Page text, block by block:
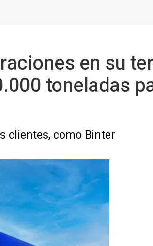
en su
toneladas
clientes, como Binter